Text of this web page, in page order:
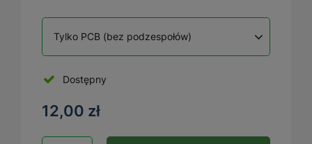
Tylko PCB (bez podzespołów)
Dostępny
12,00 zł